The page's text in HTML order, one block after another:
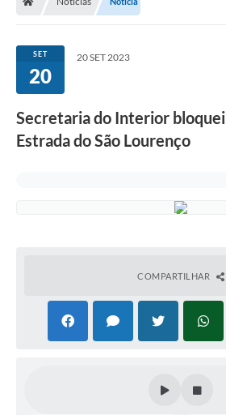
Conselhos Municipais
Serviços on-line
Turismo
A Prefeitura
SET
20
20 SET 2023
Secretaria do Interior
Estrada do São Lourenço
COMPARTILHAR